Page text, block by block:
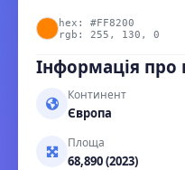
hex: #FF8200
rgb: 255, 130, 0
Інформація про
Континент
Європа
Площа
68,890 (2023)